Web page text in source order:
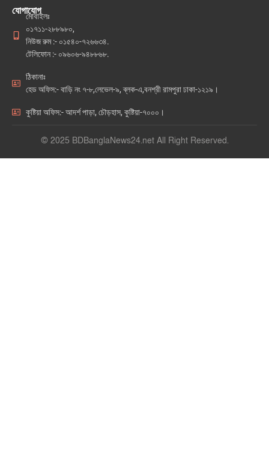
যোগাযোগ
মোবাইলঃ
০১৭১১-২৮৮৯৮০,
নিউজ রুম :- ০১৫৪০-৭২৬৬৩৪.
টেলিফোন :- ০৯৬০৬-৯৪৮৮৬৮.
ঠিকানাঃ
হেড অফিস:- বাড়ি নং ৭-৮,লেভেল-৯, ব্লক-এ,বনশ্রী রামপুরা ঢাকা-১২১৯।
কুষ্টিয়া অফিস:- আদর্শ পাড়া, চৌড়হাস, কুষ্টিয়া-৭০০০।
© 2025 BDBanglaNews24.net All Right Reserved.